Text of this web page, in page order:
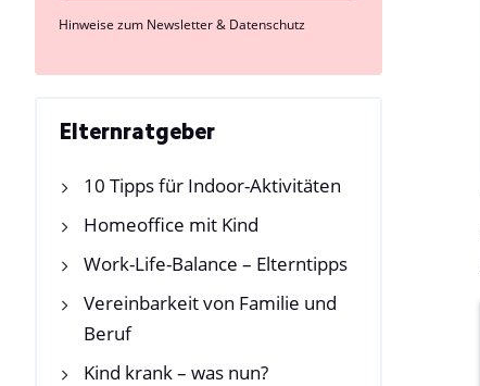
Hinweise zum Newsletter & Datenschutz
Elternratgeber
10 Tipps für Indoor-Aktivitäten
Homeoffice mit Kind
Work-Life-Balance – Elterntipps
Vereinbarkeit von Familie und
Beruf
Kind krank – was nun?